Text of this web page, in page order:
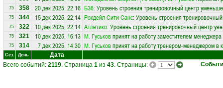
75 358 20 дек 2025, 22:16 Б36: Уровень строения тренировочный центр
75 344 15 дек 2025, 22:14 Рокдейл Сити Санс: Уровень строения
75 322 10 дек 2025, 22:14 Атлетико: Уровень строения тренировочный центр
75 321 10 дек 2025, 16:13 М. Гуськовпринят на работу заместителем
75 314 7 дек 2025, 14:30 М. Гуськовпринят на работу тренером-менеджером в
Сез. День
Дата
Всего событий: 2119. Страница 1 из 43. Страницы: